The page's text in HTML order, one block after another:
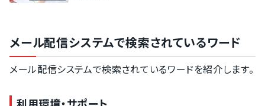
メール配信システムで検索されているワード
メール配信システムで検索されているワードを紹介します。